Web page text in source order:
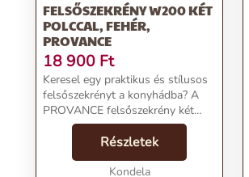
FELSŐSZEKRÉNY W200 KÉT
POLCCAL, FEHÉR,
PROVANCE
18 900 Ft
Keresel egy praktikus és stílusos
felsőszekrényt a konyhádba? A
PROVANCE felsőszekrény két
polccal ideális választás
lesz!Termékjellemzők:Név:
Felsőszekrény W200 két
polccalAnyag: Laminált DTDSzín:
Részletek
Kondela